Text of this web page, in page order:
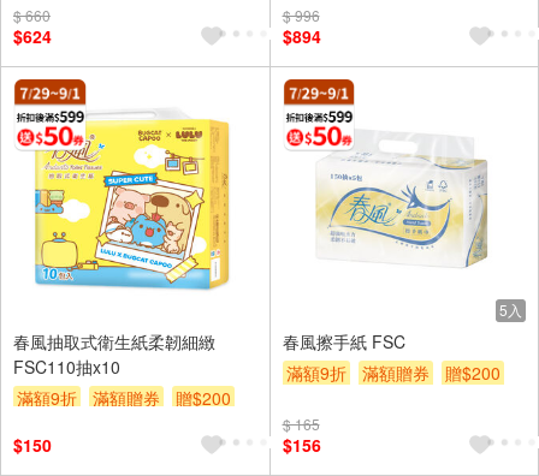
$ 660
$624
$ 996
$894
春風抽取式衛生紙柔韌細緻
FSC110抽x10
滿額9折
滿額贈券
贈$200
$150
5入
春風擦手紙 FSC
滿額9折
滿額贈券 贈$200
$ 165
$156